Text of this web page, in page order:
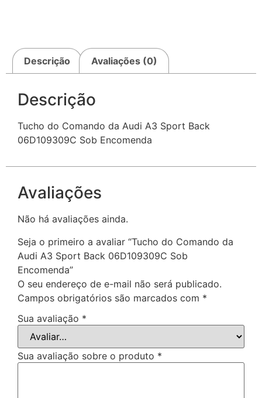
Descrição Avaliações (0)
Descrição
Tucho do Comando da Audi A3 Sport Back
06D109309C Sob Encomenda
Avaliações
Não há avaliações ainda.
Seja o primeiro a avaliar “Tucho do Comando da
Audi A3 Sport Back 06D109309C Sob
Encomenda”
O seu endereço de e-mail não será publicado.
Campos obrigatórios são marcados com *
Sua avaliação *
Sua avaliação sobre o produto *